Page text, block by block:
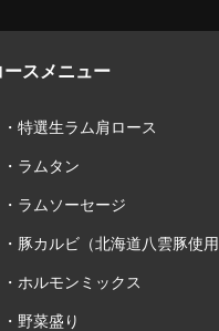
ースメニュー
・特選生ラム肩ロース
・ラムタン
・ラムソーセージ
・豚カルビ（北海道八雲豚使用
・ホルモンミックス
・野菜盛り